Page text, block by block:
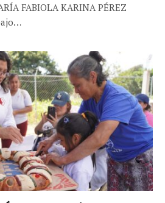
FABIOLA KARINA PÉREZ